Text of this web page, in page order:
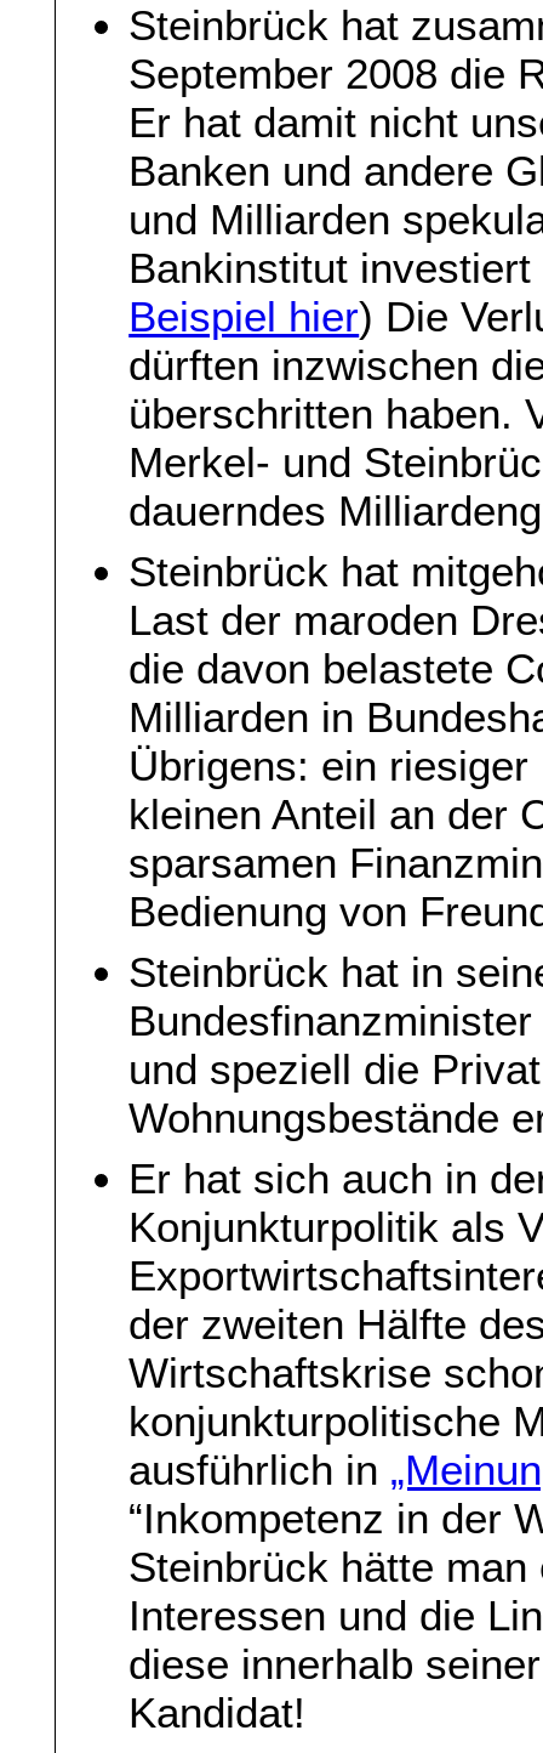
Steinbrück hat
September 2008 die
Er hat damit nicht
Banken und andere
und Milliarden
Bankinstitut
Beispiel hier) Die
dürften inzwischen
überschritten haben.
Merkel- und
dauerndes
Steinbrück hat
Last der maroden
die davon belastete
Milliarden in
Übrigens: ein
kleinen Anteil an der
sparsamen
Bedienung von
Steinbrück hat in
und speziell die
Wohnungsbestände
Er hat sich auch in
Konjunkturpolitik als
der zweiten Hälfte
Wirtschaftskrise
konjunkturpolitische
ausführlich in
“Inkompetenz in der
Steinbrück hätte
Interessen und die
diese innerhalb
Kandidat!